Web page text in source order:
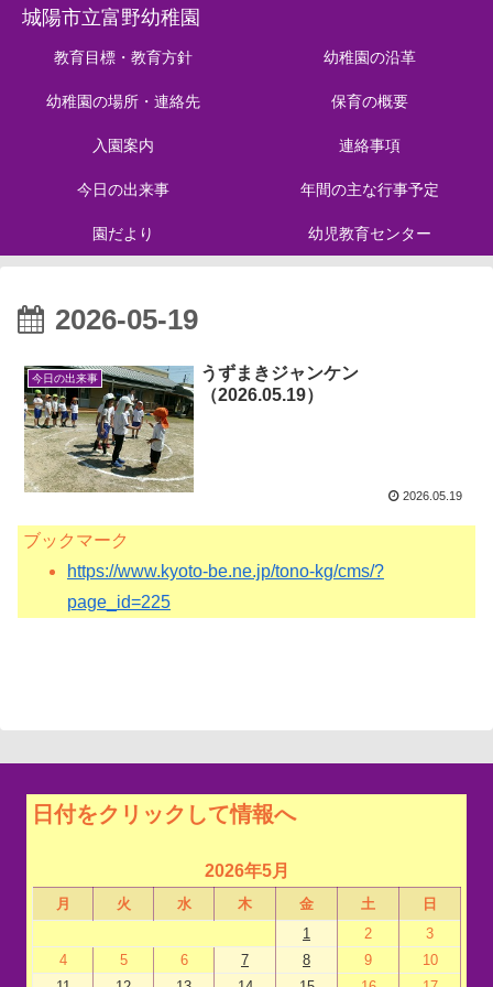
城陽市立富野幼稚園
教育目標・教育方針 幼稚園の沿革
幼稚園の場所・連絡先 保育の概要
入園案内 連絡事項
今日の出来事 年間の主な行事予定
園だより 幼児教育センター
2026-05-19
今日の出来事
うずまきジャンケン
（2026.05.19）
2026.05.19
ブックマーク
https://www.kyoto-be.ne.jp/tono-kg/cms/?
page_id=225
日付をクリックして情報へ
2026年5月
月 火 水 木 金 土
日
1
2
3
4
5 6 7 8 9
10